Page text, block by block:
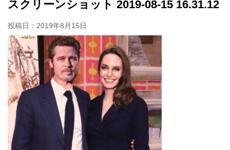
スクリーンショット 2019-08-15 16.31.12
投稿日： 2019年8月15日